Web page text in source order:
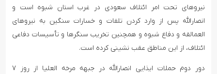
نیروهای تحت امر ائتلاف سعودی در غرب استان شبوه است و
انصارالله پس از وارد کردن تلفات و خسارات سنگین به نیروهای
العمالقه و دفاع شبوه و همچنین تخریب سنگرها و تأسیسات دفاعی
ائتلاف، از این مناطق عقب نشینی کرده است.
دور دوم حملات ایذایی انصارالله در جبهه مرخه العلیا از روز ۷